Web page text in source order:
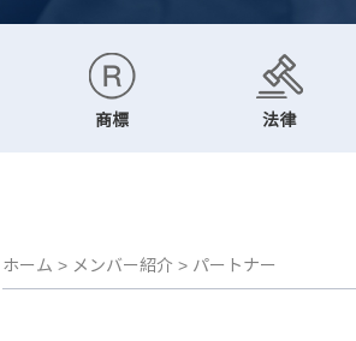
商標 法律
ホーム > メンバー紹介 > パートナー